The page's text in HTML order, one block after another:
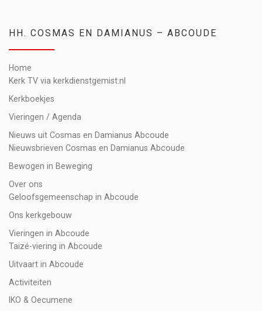
HH. COSMAS EN DAMIANUS – ABCOUDE
Home
Kerk TV via kerkdienstgemist.nl
Kerkboekjes
Vieringen / Agenda
Nieuws uit Cosmas en Damianus Abcoude
Nieuwsbrieven Cosmas en Damianus Abcoude
Bewogen in Beweging
Over ons
Geloofsgemeenschap in Abcoude
Ons kerkgebouw
Vieringen in Abcoude
Taizé-viering in Abcoude
Uitvaart in Abcoude
Activiteiten
IKO & Oecumene